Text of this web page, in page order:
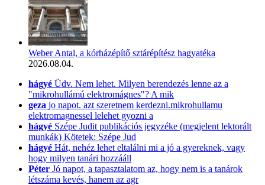
Weber Antal, a kórházépítő sztárépítész hagyatéka
2026.08.04.
hágyé Üdv. Nem lehet. Milyen berendezés lenne az a
"mikrohullámú elektromágnes"? A mik
geza jo napot. azt szeretnem kerdezni.mikrohullamu
elektromagnessel lelehet gyozni a
hágyé Szépe Judit publikációs jegyzéke (megjelent lektorált
munkák) Kötetek: Szépe Jud
hágyé Hát, nehéz lehet eltalálni mi a jó a gyereknek, vagy
hogy milyen tanári hozzááll
Péter Jó napot, a tapasztalatom az, hogy nem is a tanárok
létszáma kevés, hanem az agr